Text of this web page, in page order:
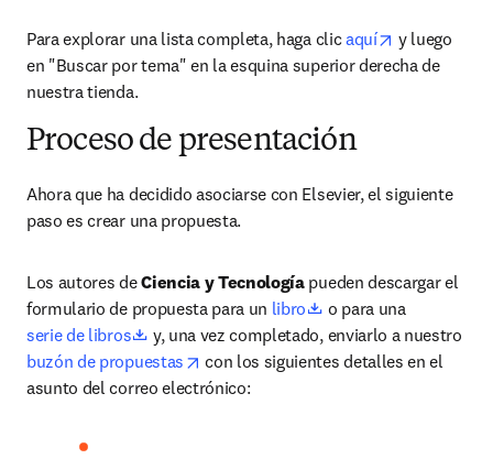
Para explorar una lista completa, haga clic aquí opens in
y luego
en "Buscar por tema" en la esquina superior derecha de
nuestra tienda.
Proceso de presentación
Ahora que ha decidido asociarse con Elsevier, el siguiente
paso es crear una propuesta.
Los autores de Ciencia y Tecnología pueden descargar el
formulario de propuesta para un libro opens in new tab/
o para una
serie de libros
opens in new tab/window
buzón de propuestas
opens in new tab/window
con los siguientes detalles en el
asunto del correo electrónico: